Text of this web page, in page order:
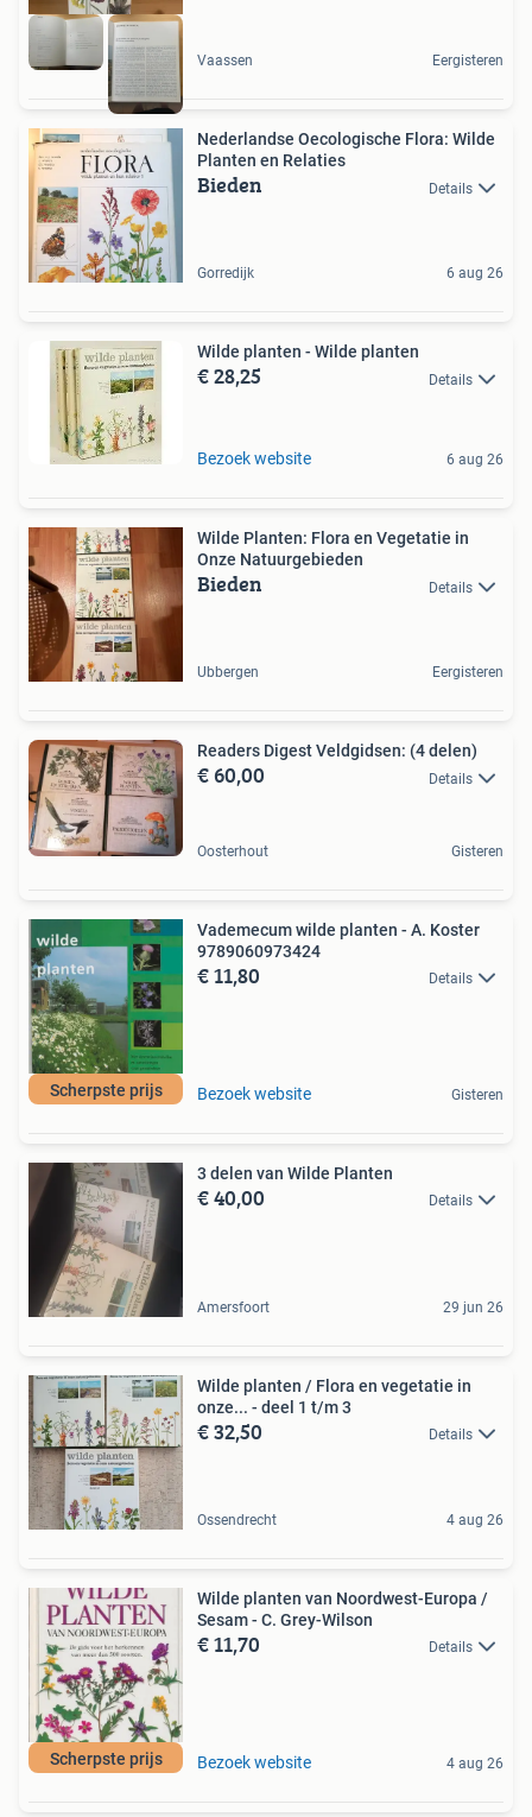
Vaassen Eergisteren
Nederlandse Oecologische Flora: Wilde
Planten en Relaties
Bieden Details
Gorredijk 6 aug 26
Wilde planten - Wilde planten
€ 28,25 Details
Bezoek website 6 aug 26
Wilde Planten: Flora en Vegetatie in
Onze Natuurgebieden
Bieden Details
Ubbergen Eergisteren
Readers Digest Veldgidsen: (4 delen)
€ 60,00 Details
Oosterhout Gisteren
Scherpste prijs
Vademecum wilde planten - A. Koster
9789060973424
€ 11,80 Details
Bezoek website Gisteren
3 delen van Wilde Planten
€ 40,00 Details
Amersfoort 29 jun 26
Wilde planten / Flora en vegetatie in
onze... - deel 1 t/m 3
€ 32,50 Details
Ossendrecht 4 aug 26
Scherpste prijs
Wilde planten van Noordwest-Europa /
Sesam - C. Grey-Wilson
€ 11,70 Details
Bezoek website 4 aug 26